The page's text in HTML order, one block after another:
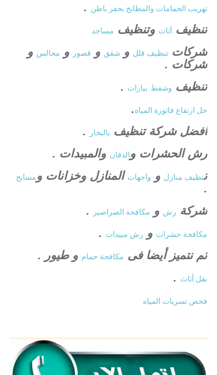
تهريب الحمامات والمطابخ بحفر باطن .
تنظيف أثاث وتنظيف مساجد
شركات تنظيف فلل و شقق و قصور و مجالس و
شركات .
تنظيف وشفط بيارات .
حل ارتفاع فاتورة المياه.
افضل شركة تنظيف بالبخار
.
رش الحشرات والدفان والمبيدات .
تنظيف منازل و واجهات المنازل وخزانات ومسابح
.
شركة رش و مكافحة الصراصير .
مكافحة حشرات و رش مبيدات .
ثم نتميز أيضا فى مكافحة حمام و طيور .
نقل أثاث .
فحص تسربات المياه